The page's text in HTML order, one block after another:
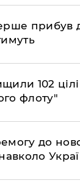
прибув
102
флоту"
до